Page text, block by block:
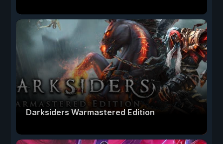
Darksiders Warmastered Edition